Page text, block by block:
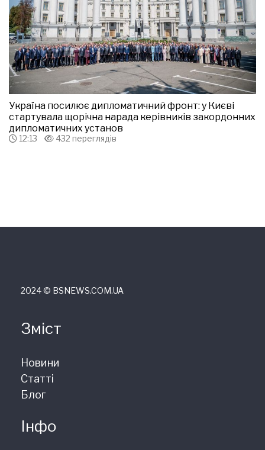
Україна посилює дипломатичний фронт: у Києві
стартувала щорічна нарада керівників закордонних
дипломатичних установ
12:13 432 переглядів
2024 © ВSNEWS.COM.UA
Зміст
Новини
Статті
Блог
Інфо